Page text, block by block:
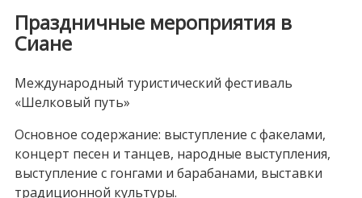
Праздничные мероприятия в
Сиане
Международный туристический фестиваль
«Шелковый путь»
Основное содержание: выступление с факелами,
концерт песен и танцев, народные выступления,
выступление с гонгами и барабанами, выставки
традиционной культуры.